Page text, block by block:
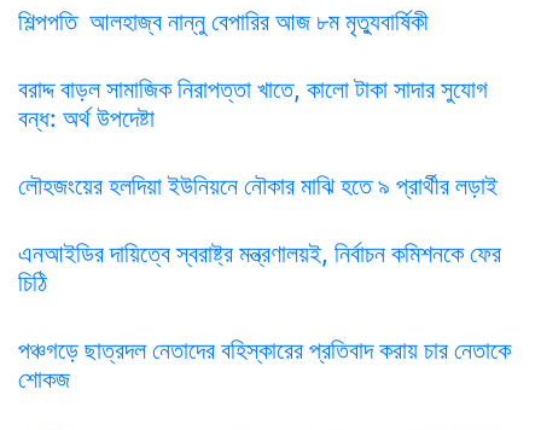
শিল্পপতি আলহাজ্ব নান্নু বেপারির আজ ৮ম মৃত্যুবার্ষিকী
বরাদ্দ বাড়ল সামাজিক নিরাপত্তা খাতে, কালো টাকা সাদার সুযোগ
বন্ধ: অর্থ উপদেষ্টা
লৌহজংয়ের হলদিয়া ইউনিয়নে নৌকার মাঝি হতে ৯ প্রার্থীর লড়াই
এনআইডির দায়িত্বে স্বরাষ্ট্র মন্ত্রণালয়ই, নির্বাচন কমিশনকে ফের
চিঠি
পঞ্চগড়ে ছাত্রদল নেতাদের বহিস্কারের প্রতিবাদ করায় চার নেতাকে
শোকজ